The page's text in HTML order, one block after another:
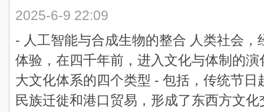
2025-6-9 22:09
- 人工智能与合成生物的整合 人类社会
体验，在四千年前，进入文化与体制的
大文化体系的四个类型 - 包括，传统节
民族迁徙和港口贸易，形成了东西方文